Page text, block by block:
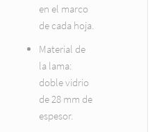
en el marco
de cada hoja.
Material de
la lama:
doble vidrio
de 28 mm de
espesor.